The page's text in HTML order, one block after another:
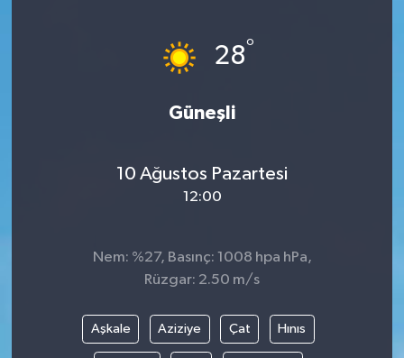
28°
Güneşli
10 Ağustos Pazartesi
12:00
Nem: %27, Basınç: 1008 hpa hPa,
Rüzgar: 2.50 m/s
Aşkale Aziziye Çat Hınıs